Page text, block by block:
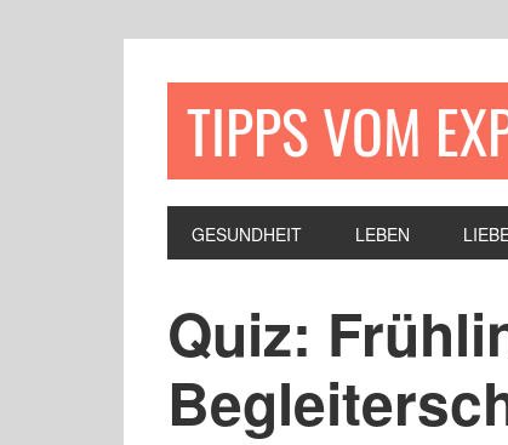
TIPPS VOM
GESUNDHEIT LEBEN
Quiz: